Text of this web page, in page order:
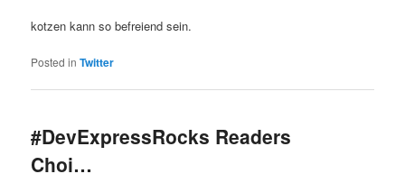
kotzen kann so befreiend sein.
Posted in Twitter
#DevExpressRocks Readers
Choi…